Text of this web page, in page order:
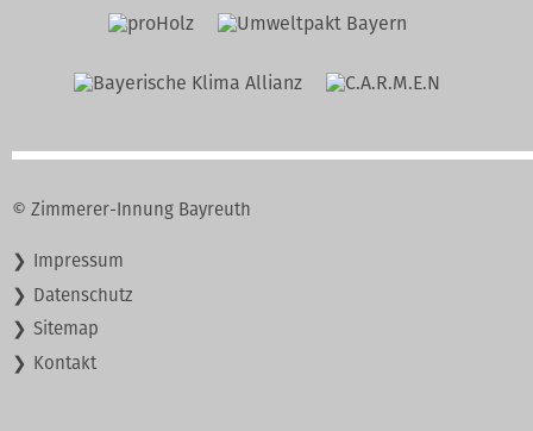
© Zimmerer-Innung Bayreuth
Navigation
Impressum
Datenschutz
Sitemap
Kontakt